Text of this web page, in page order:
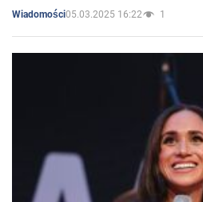
Wiadomości05.03.2025 16:22 1